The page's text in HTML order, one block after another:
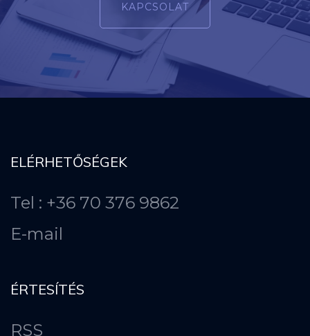
KAPCSOLAT
ELÉRHETŐSÉGEK
Tel : +36 70 376 9862
E-mail
ÉRTESÍTÉS
RSS